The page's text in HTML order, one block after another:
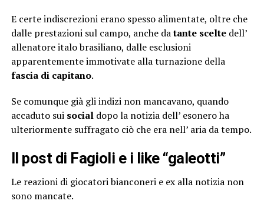
E certe indiscrezioni erano spesso alimentate, oltre che
dalle prestazioni sul campo, anche datante sceltedell’
allenatore italo brasiliano, dalle esclusioni
apparentemente immotivate alla turnazione della
fascia di capitano.
Se comunque già gli indizi non mancavano, quando
accaduto sui socialdopo la notizia dell’ esonero ha
ulteriormente suffragato ciò che era nell’ aria da tempo.
Il post di Fagioli e i like “galeotti”
Le reazioni di giocatori bianconeri e ex alla notizia non
sono mancate.